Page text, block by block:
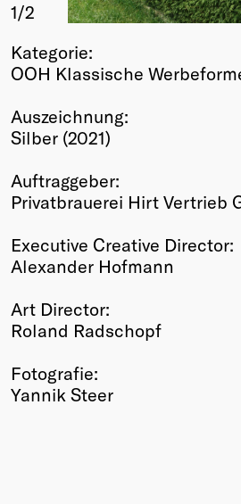
Membership
Members
Young Creatives
Winners
2026
Past
Annual
1/2
Kategorie:
OOH Klassische
Auszeichnung:
Silber (2021)
Auftraggeber:
Privatbrauerei Hirt Vertrieb
Executive Creative Director:
Alexander Hofmann
Art Director:
Roland Radschopf
Fotografie:
Yannik Steer